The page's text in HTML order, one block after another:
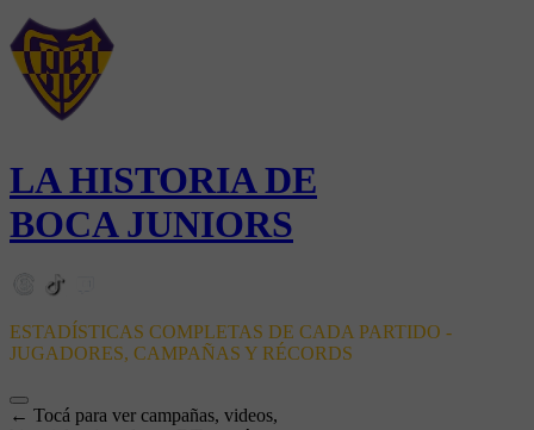
LA HISTORIA DE
BOCA JUNIORS
ESTADÍSTICAS COMPLETAS DE CADA PARTIDO -
JUGADORES, CAMPAÑAS Y RÉCORDS
← Tocá para ver campañas, videos,